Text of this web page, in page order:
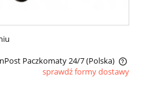
Paczkomaty 24/7(Polska)
kosztów płatności
sprawdź formy dostawy